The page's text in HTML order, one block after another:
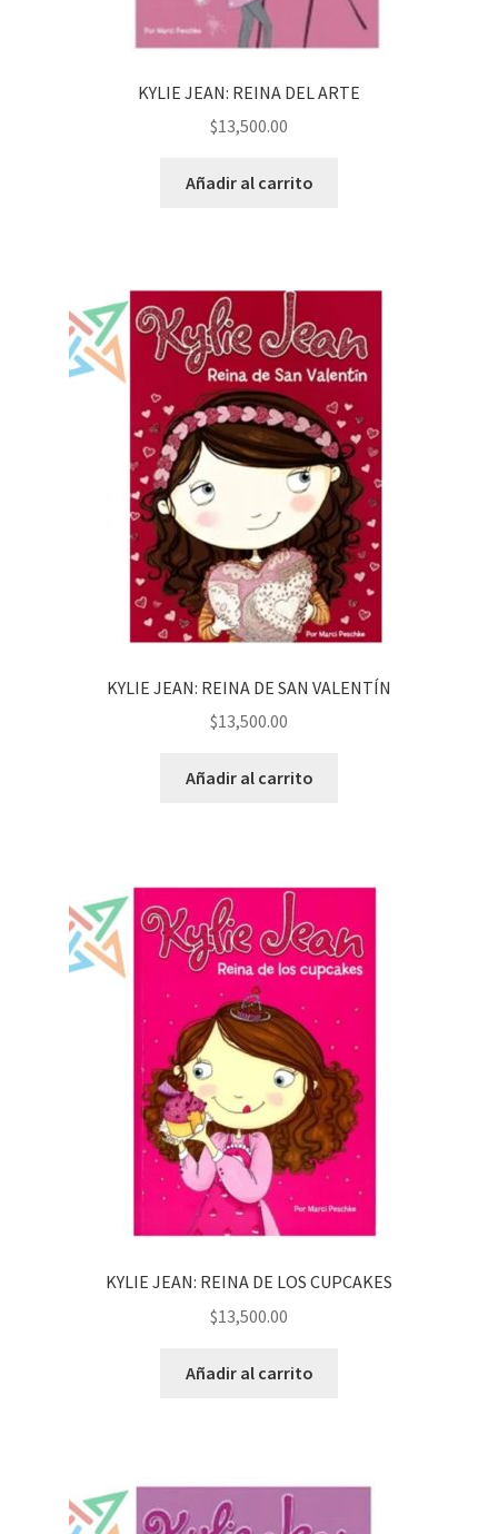
KYLIE JEAN: REINA DEL ARTE
$13,500.00
Añadir al carrito
KYLIE JEAN: REINA DE SAN VALENTÍN
$13,500.00
Añadir al carrito
KYLIE JEAN: REINA DE LOS CUPCAKES
$13,500.00
Añadir al carrito